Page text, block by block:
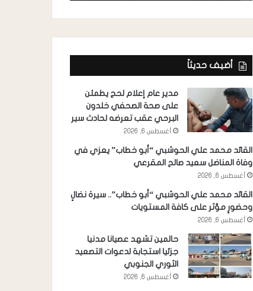
أضيف حديثاً
مدير عام إعلام لحج يطمئن
على صحة الصحفي خلدون
البرحي عقب تعرضه لحادث سير
أغسطس 6, 2026
القائد محمد علي الحوشبي “أبو خطاب” يعزي في
وفاة المناضل سعيد صالح المقرعي
أغسطس 6, 2026
القائد محمد علي الحوشبي “أبو خطاب”.. سيرة نضالٍ
وحضورٍ مؤثر على كافة المستويات
أغسطس 6, 2026
حالمين تشهد عصيانا مدنيا
جزئيا استجابة لدعوات التصعيد
الثوري الجنوبي
أغسطس 6, 2026